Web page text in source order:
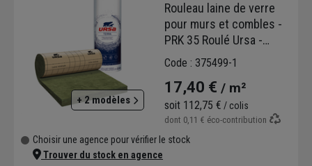
+ 2 modèles
Rouleau laine de verre
pour murs et combles -
PRK 35 Roulé Ursa -
R=3,40 m².K/W - 5,40 M x
Code : 375499-1
17,40 € / m²
soit 112,75 € / colis
dont 0,11 € éco-contribution
Choisir une agence pour vérifier le stock
Trouver du stock en agence